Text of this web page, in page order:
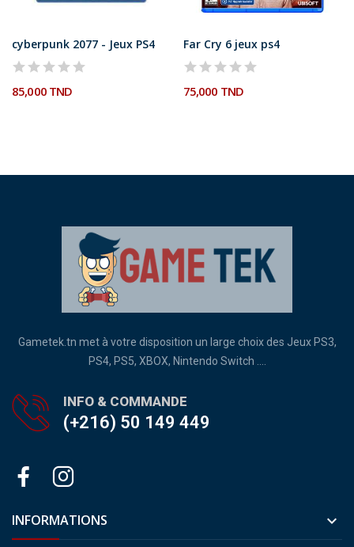
cyberpunk 2077 - Jeux PS4
85,000 TND
Far Cry 6 jeux ps4
75,000 TND
Gametek.tn met à votre disposition un large choix des Jeux PS3,
PS4, PS5, XBOX, Nintendo Switch ....
INFO & COMMANDE
(+216) 50 149 449
INFORMATIONS 